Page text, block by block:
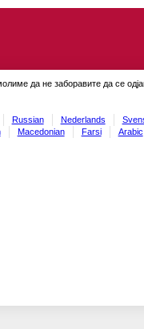
да не заборавите да се
Russian Nederlands
Macedonian Farsi Arabic